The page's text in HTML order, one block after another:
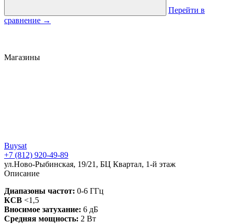
Перейти в
сравнение →
Магазины
Buysat
+7 (812) 920-49-89
ул.Ново-Рыбинская, 19/21, БЦ Квартал, 1-й этаж
Описание
Диапазоны частот: 0-6 ГГц
КСВ <1,5
Вносимое затухание: 6 дБ
Средняя мощность: 2 Вт